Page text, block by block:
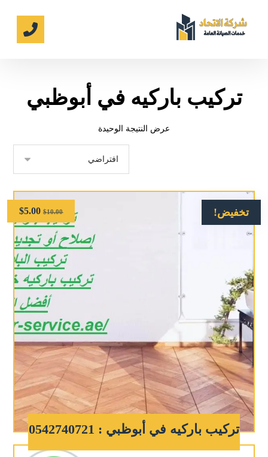
تركيب باركيه في أبوظبي
عرض النتيجة الوحيدة
تخفيض!
تركيب باركيه في أبوظبي : 0542740721
$10.00
$5.00